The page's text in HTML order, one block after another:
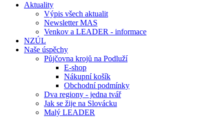
Aktuality
Výpis všech aktualit
Newsletter MAS
Venkov a LEADER - informace
NZÚL
Naše úspěchy
Půjčovna krojů na Podluží
E-shop
Nákupní košík
Obchodní podmínky
Dva regiony - jedna tvář
Jak se žije na Slovácku
Malý LEADER